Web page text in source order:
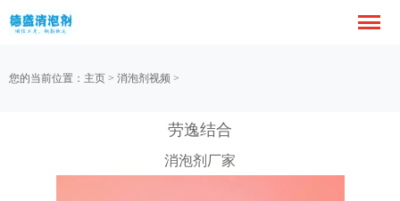
您的当前位置： 主页 > 消泡剂视频 >
劳逸结合
消泡剂厂家